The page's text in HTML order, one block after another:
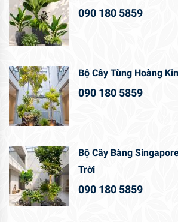
090 180 5859
Bộ Cây Tùng Hoàng
090 180 5859
Bộ Cây Bàng
Trời
090 180 5859